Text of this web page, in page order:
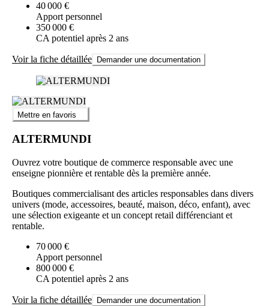
40 000 €
Apport personnel
350 000 €
CA potentiel après 2 ans
Voir la fiche détaillée Demander une documentation
Mettre en favoris
ALTERMUNDI
Ouvrez votre boutique de commerce responsable avec une
enseigne pionnière et rentable dès la première année.
Boutiques commercialisant des articles responsables dans divers
univers (mode, accessoires, beauté, maison, déco, enfant), avec
une sélection exigeante et un concept retail différenciant et
rentable.
70 000 €
Apport personnel
800 000 €
CA potentiel après 2 ans
Voir la fiche détaillée Demander une documentation